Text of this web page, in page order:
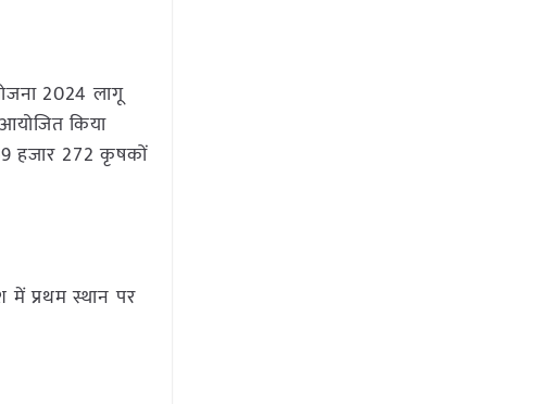
2024 लागू
किया
हजार 272 कृषकों
में प्रथम स्थान पर